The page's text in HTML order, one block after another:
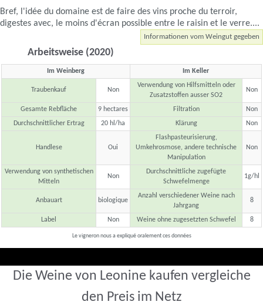
Bref, l'idée du domaine est de faire des vins proche du terroir,
digestes avec, le moins d'écran possible entre le raisin et le verre....
Informationen vom Weingut gegeben
Arbeitsweise (2020)
Im Weinberg Im Keller
Traubenkauf Non
Verwendung von Hilfsmitteln oder
Zusatzstoffen ausser SO2
Non
Gesamte Rebfläche 9 hectares Filtration
Non
Durchschnittlicher Ertrag
20 hl/ha Klärung Non
Handlese Oui
Flashpasteurisierung,
Umkehrosmose, andere technische
Manipulation
Non
Verwendung von synthetischen
Mitteln
Non
Durchschnittliche zugefügte
Schwefelmenge
1g/hl
Anbauart biologique
Anzahl verschiedener Weine nach
Jahrgang
8
Label Non Weine ohne zugesetzten Schwefel 8
Le vigneron nous a expliqué oralement ces données
Die Weine von Leonine kaufen vergleiche
den Preis im Netz